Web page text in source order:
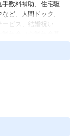
数料補助、住宅駆
ど、人間ドック、
ービス、結婚祝い
金、遺児育英基金)